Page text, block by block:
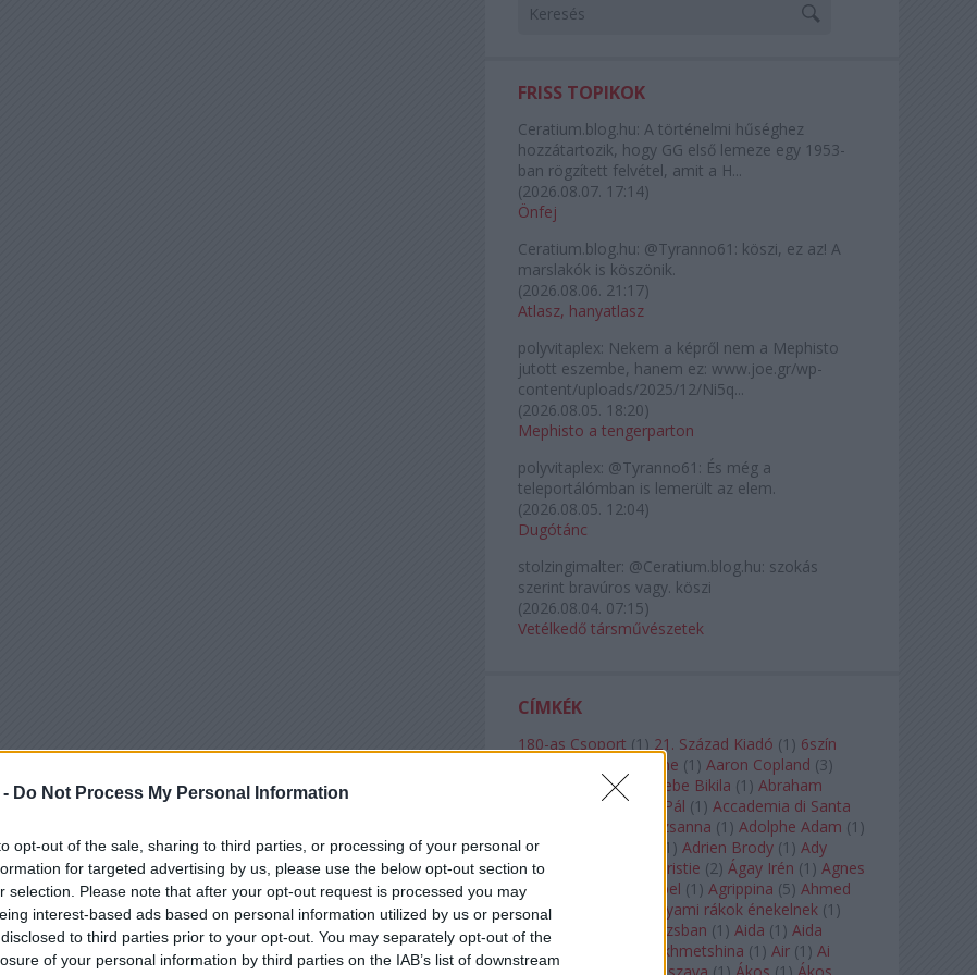
Do Not Process My Personal Information
opt-out of the sale, sharing to third parties, or processing of your personal or
for targeted advertising by us, please use the below opt-out section to
selection. Please note that after your opt-out request is processed you may
interest-based ads based on personal information utilized by us or personal
to third parties prior to your opt-out. You may separately opt-out of the
of your personal information by third parties on the IAB’s list of downstream
FRISS TOPIKOK
Ceratium.blog.hu: A történelmi hűséghez
hozzátartozik, hogy GG első lemeze egy 1953-
ban rögzített felvétel, amit a H...
(2026.08.07. 17:14)
Önfej
Ceratium.blog.hu: @Tyranno61: köszi, ez az! A
marslakók is köszönik.
(2026.08.06. 21:17)
Atlasz, hanyatlasz
polyvitaplex: Nekem a képről nem a Mephisto
jutott eszembe, hanem ez: www.joe.gr/wp-
content/uploads/2025/12/Ni5q...
(2026.08.05. 18:20)
Mephisto a tengerparton
polyvitaplex: @Tyranno61: És még a
teleportálómban is lemerült az elem.
(2026.08.05. 12:04)
Dugótánc
stolzingimalter: @Ceratium.blog.hu: szokás
szerint bravúros vagy. köszi
(2026.08.04. 07:15)
Vetélkedő társművészetek
CÍMKÉK
180-as Csoport (1 ) 21. Század Kiadó (1 ) 6szín
A. A. Milne (1 ) Aaron Copland (3)
Aaron Rosand ( Abebe Bikila (1 ) Abraham
Ábrahám Pál (1 ) Accademia di Santa
Ádám Zsuzsanna (1 ) Adolphe Adam (1 )
Adriana Lecouvreur
1 ) Adrien Brody (1 ) Ady
Endre
Agatha Christie (2) Ágay Irén (1 ) Agnes
Baltsa
Agnes Giebel (1 ) Agrippina (5) Ahmed
Szadavi
Ahol a folyami rákok énekelnek (1 )
Ahol a nap felkel Párizsban (1 ) Aida (1 ) Aida
Garifullina
Aigul Akhmetshina (1 ) Air (1 ) Ai